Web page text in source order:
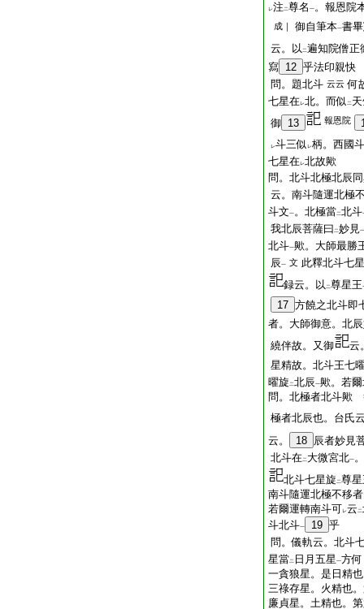
レ注 二尊名 一。報恩院
成｜ 御自筆本一書
云。以 二遍知院僧正
寫 12 乎法印親快
問。題北斗 云云 何
七星在レ北。而似 二
御 13 報恩院
レ斗三似 レ柄。西國
七星在レ北故歟
問。北斗北極北辰
云。南斗隨運北極
斗文一。北極當二北斗
我北辰菩薩曰 二妙見一
北斗一歟。大師最勝
辰一 文 此釋北斗七
録云。以 二尊星王
17 方饒之北斗即
者。大師御意。北
繞伴故。又御
云
星精故。北斗王七
曜旋 二北辰一歟。若
問。北極者北斗歟
極者北辰也。台氏
云。
18 辰者妙見
北斗在二 大微宮北一
北斗七星旋 二尊
南斗隨運北極不移
若爾運轉南斗可レ云 二
斗北斗一 19 乎
問。儀軌云。北斗
星當二 日月五星一方
一貪狼星。是日精
三祿存星。火精也
廉貞星。土精也。